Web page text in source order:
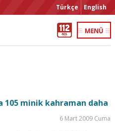
Türkçe English
minik kahraman daha
6 Mart 2009 Cuma